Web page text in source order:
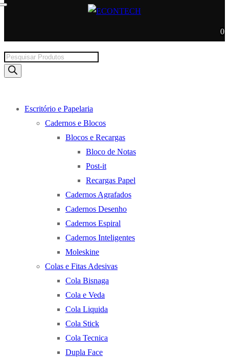
0
Products
search
Escritório e Papelaria
Cadernos e Blocos
Blocos e Recargas
Bloco de Notas
Post-it
Recargas Papel
Cadernos Agrafados
Cadernos Desenho
Cadernos Espiral
Cadernos Inteligentes
Moleskine
Colas e Fitas Adesivas
Cola Bisnaga
Cola e Veda
Cola Liquida
Cola Stick
Cola Tecnica
Dupla Face